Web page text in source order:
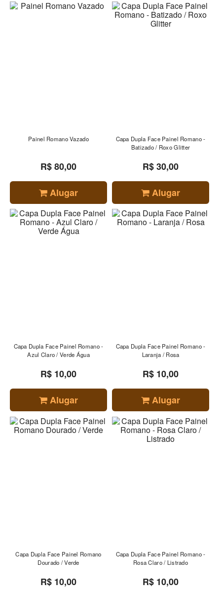
Painel Romano Vazado
R$ 80,00
Alugar
Capa Dupla Face Painel Romano -
Batizado / Roxo Glitter
R$ 30,00
Alugar
Capa Dupla Face Painel Romano -
Azul Claro / Verde Água
R$ 10,00
Alugar
Capa Dupla Face Painel Romano -
Laranja / Rosa
R$ 10,00
Alugar
Capa Dupla Face Painel Romano
Dourado / Verde
R$ 10,00
Capa Dupla Face Painel Romano -
Rosa Claro / Listrado
R$ 10,00